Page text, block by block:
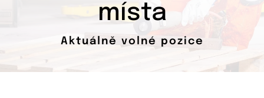
místa
Aktuálně volné pozice